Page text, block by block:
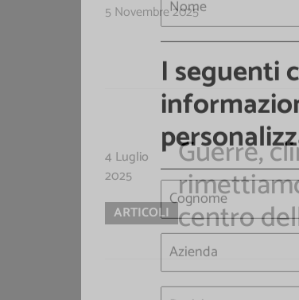
5 Novembre 2025
4 Luglio
2025
ARTICOLI
Guerre,
centro
I seguenti